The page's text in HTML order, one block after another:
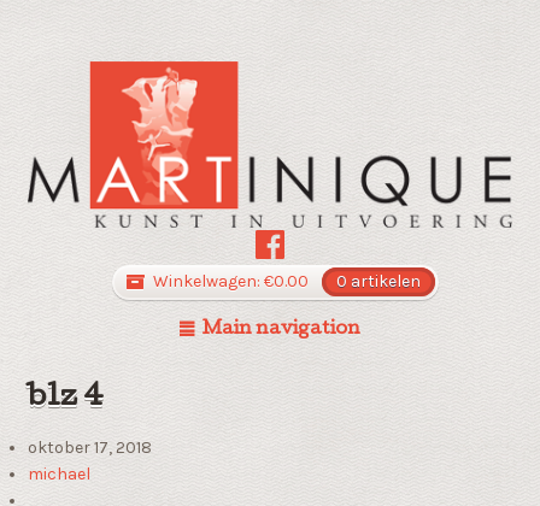
Winkelwagen: €0.00 0 artikelen
Main navigation
blz 4
oktober 17, 2018
michael